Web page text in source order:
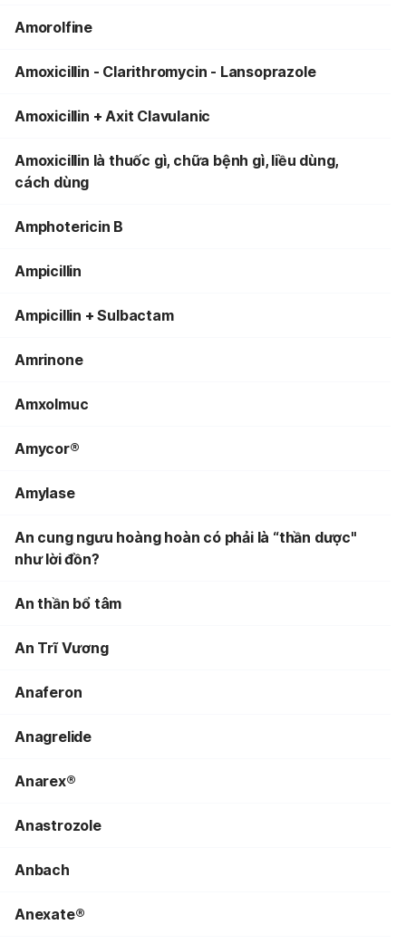
Amorolfine
Amoxicillin - Clarithromycin - Lansoprazole
Amoxicillin + Axit Clavulanic
Amoxicillin là thuốc gì, chữa bệnh gì, liều dùng,
cách dùng
Amphotericin B
Ampicillin
Ampicillin + Sulbactam
Amrinone
Amxolmuc
Amycor®
Amylase
An cung ngưu hoàng hoàn có phải là “thần dược"
như lời đồn?
An thần bổ tâm
An Trĩ Vương
Anaferon
Anagrelide
Anarex®
Anastrozole
Anbach
Anexate®